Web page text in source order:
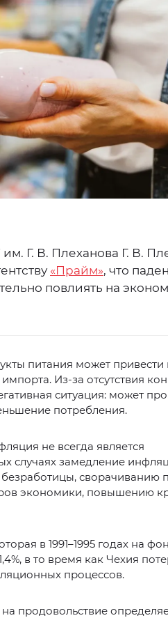
Г. В. Плеханова Г. В.
«Прайм», что
повлиять на
питания может привести
Из-за отсутствия
ситуация: может
потребления.
не всегда является
случаях замедление
сворачиванию
экономики, повышению
в 1991–1995 годах на
в то время как Чехия
процессов.
на продовольствие